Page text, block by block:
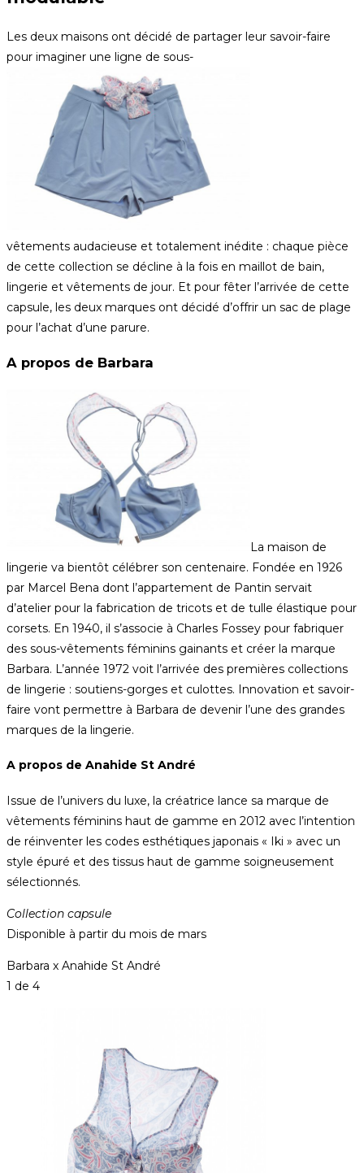
Les deux maisons ont décidé de partager leur savoir-faire
pour imaginer une ligne de sous-
vêtements audacieuse et totalement inédite : chaque pièce
de cette collection se décline à la fois en maillot de bain,
lingerie et vêtements de jour. Et pour fêter l’arrivée de cette
capsule, les deux marques ont décidé d’offrir un sac de plage
pour l’achat d’une parure.
A propos de Barbara
La maison de
lingerie va bientôt célébrer son centenaire. Fondée en 1926
par Marcel Bena dont l’appartement de Pantin servait
d’atelier pour la fabrication de tricots et de tulle élastique pour
corsets. En 1940, il s’associe à Charles Fossey pour fabriquer
des sous-vêtements féminins gainants et créer la marque
Barbara. L’année 1972 voit l’arrivée des premières collections
de lingerie : soutiens-gorges et culottes. Innovation et savoir-
faire vont permettre à Barbara de devenir l’une des grandes
marques de la lingerie.
A propos de Anahide St André
Issue de l’univers du luxe, la créatrice lance sa marque de
vêtements féminins haut de gamme en 2012 avec l’intention
de réinventer les codes esthétiques japonais « Iki » avec un
style épuré et des tissus haut de gamme soigneusement
sélectionnés.
Collection capsule
Disponible à partir du mois de mars
Barbara x Anahide St André
1 de 4